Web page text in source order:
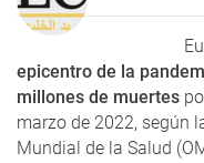
epicentro de la
millones de muertes
marzo de 2022, según
Mundial de la Salud